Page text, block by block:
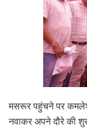
मसरूर पहुंचने पर
नवाकर अपने दौरे की